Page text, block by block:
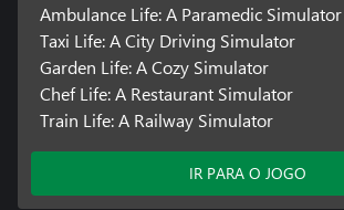
Ambulance Life: A Paramedic Simulator
Taxi Life: A City Driving Simulator
Garden Life: A Cozy Simulator
Chef Life: A Restaurant Simulator
Train Life: A Railway Simulator
IR PARA O JOGO